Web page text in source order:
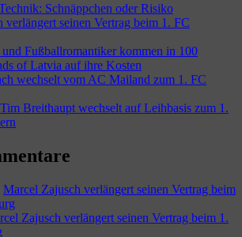
Schnäppchen oder Risiko
verlängert seinen Vertrag beim 1. FC
Fußballromantiker kommen in 100
of Latvia auf ihre Kosten
wechselt vom AC Mailand zum 1. FC
Breithaupt wechselt auf Leihbasis zum 1.
Marcel Zajusch verlängert seinen Vertrag beim
Zajusch verlängert seinen Vertrag beim 1.